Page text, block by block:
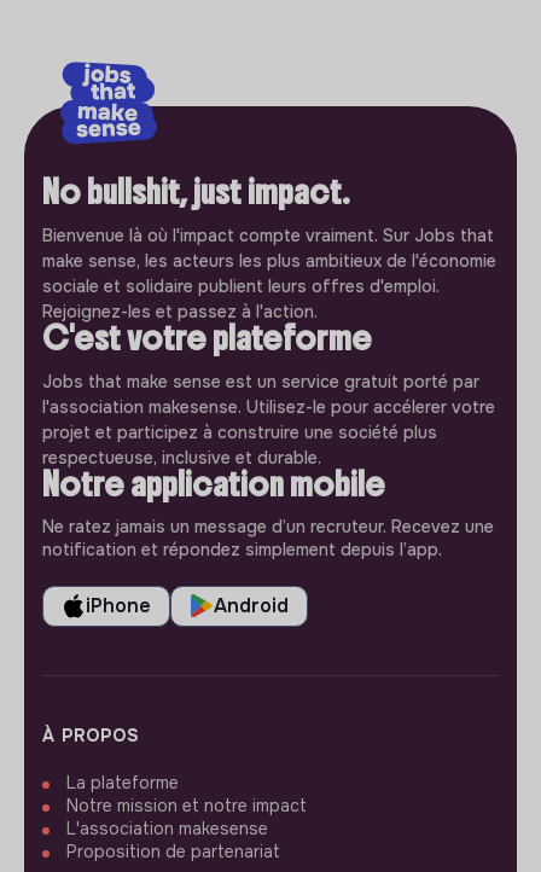
No bullshit, just impact.
Bienvenue là où l'impact compte vraiment. Sur Jobs that
make sense, les acteurs les plus ambitieux de l'économie
sociale et solidaire publient leurs offres d'emploi.
Rejoignez-les et passez à l'action.
C'est votre plateforme
Jobs that make sense est un service gratuit porté par
l'association makesense. Utilisez-le pour accélerer votre
projet et participez à construire une société plus
respectueuse, inclusive et durable.
Notre application mobile
Ne ratez jamais un message d’un recruteur. Recevez une
notification et répondez simplement depuis l’app.
iPhone Android
À PROPOS
La plateforme
Notre mission et notre impact
L'association makesense
Proposition de partenariat